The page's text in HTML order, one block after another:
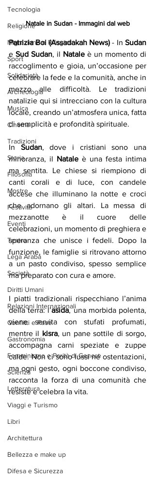
Tecnologia
Religione
Migrazione e Rifugiati
Sport
Solidarietà
Archeologia
Musica
Cinema
Tradizioni
Storia
Filosofia
Mostre
Festività
Eventi
Teatro
Lega Araba
Società
Diritti Umani
Relazioni Internazionali
Conflitti e Pace
Gastronomia
Femminismo e Parità di Genere
Scienza
Letteratura
Viaggi e Turismo
Libri
Architettura
Bellezza e make up
Difesa e Sicurezza
Natale in Sudan - Immagini dal web
Patrizia Boi (Assadakah News) - In Sudan
e Sud Sudan, il Natale è un momento di
raccoglimento e gioia, un’occasione per
celebrare la fede e la comunità, anche in
mezzo alle difficoltà. Le tradizioni
natalizie qui si intrecciano con la cultura
locale, creando un’atmosfera unica, fatta
di semplicità e profondità spirituale.
In Sudan, dove i cristiani sono una
minoranza, il Natale è una festa intima
ma sentita. Le chiese si riempiono di
canti corali e di luce, con candele
accese che illuminano la notte e croci
che adornano gli altari. La messa di
mezzanotte è il cuore delle
celebrazioni, un momento di preghiera e
speranza che unisce i fedeli. Dopo la
funzione, le famiglie si ritrovano attorno
a un pasto condiviso, spesso semplice
ma preparato con cura e amore.
I piatti tradizionali rispecchiano l’anima
della terra: l’asida, una morbida polenta,
viene servita con stufati profumati,
mentre il kisra, un pane sottile di sorgo,
accompagna carni speziate e zuppe
calde. Non ci sono lussi né ostentazioni,
ma ogni gesto, ogni boccone condiviso,
racconta la forza di una comunità che
resiste e celebra la vita.